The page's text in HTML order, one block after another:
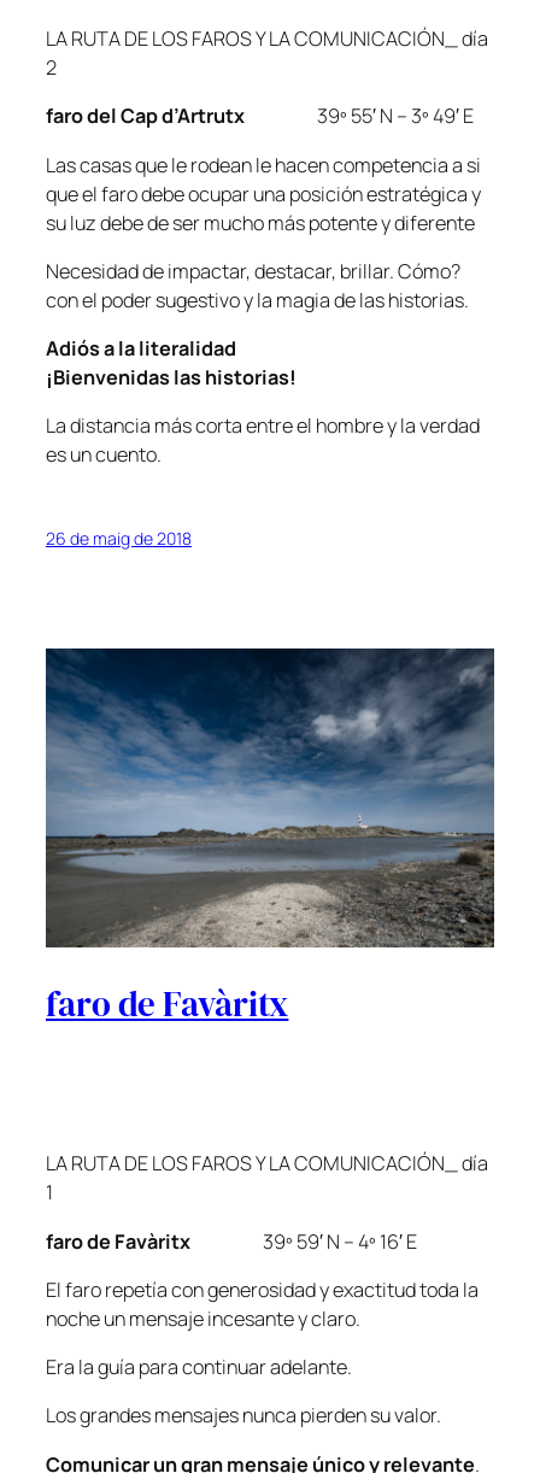
LA RUTA DE LOS FAROS Y LA COMUNICACIÓN_ día
2
faro del Cap d’Artrutx 39º 55′ N – 3º 49′ E
Las casas que le rodean le hacen competencia a si
que el faro debe ocupar una posición estratégica y
su luz debe de ser mucho más potente y diferente
Necesidad de impactar, destacar, brillar. Cómo?
con el poder sugestivo y la magia de las historias.
Adiós a la literalidad
¡Bienvenidas las historias!
La distancia más corta entre el hombre y la verdad
es un cuento.
26 de maig de 2018
faro de Favàritx
LA RUTA DE LOS FAROS Y LA COMUNICACIÓN_ día
1
faro de Favàritx 39º 59′ N – 4º 16′ E
El faro repetía con generosidad y exactitud toda la
noche un mensaje incesante y claro.
Era la guía para continuar adelante.
Los grandes mensajes nunca pierden su valor.
Comunicar un gran mensaje único y relevante.